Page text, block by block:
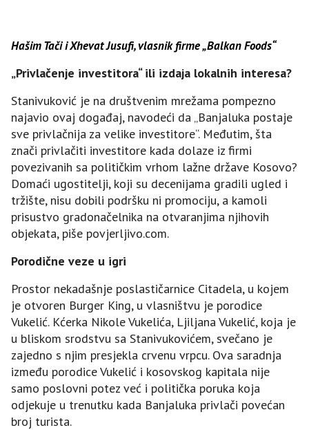
Hašim Tači i Xhevat Jusufi, vlasnik firme „Balkan Foods“
„Privlačenje investitora“ ili izdaja lokalnih interesa?
Stanivuković je na društvenim mrežama pompezno
najavio ovaj događaj, navodeći da „Banjaluka postaje
sve privlačnija za velike investitore“. Međutim, šta
znači privlačiti investitore kada dolaze iz firmi
povezivanih sa političkim vrhom lažne države Kosovo?
Domaći ugostitelji, koji su decenijama gradili ugled i
tržište, nisu dobili podršku ni promociju, a kamoli
prisustvo gradonačelnika na otvaranjima njihovih
objekata, piše povjerljivo.com.
Porodične veze u igri
Prostor nekadašnje poslastičarnice Citadela, u kojem
je otvoren Burger King, u vlasništvu je porodice
Vukelić. Kćerka Nikole Vukelića, Ljiljana Vukelić, koja je
u bliskom srodstvu sa Stanivukovićem, svečano je
zajedno s njim presjekla crvenu vrpcu. Ova saradnja
između porodice Vukelić i kosovskog kapitala nije
samo poslovni potez već i politička poruka koja
odjekuje u trenutku kada Banjaluka privlači povećan
broj turista.